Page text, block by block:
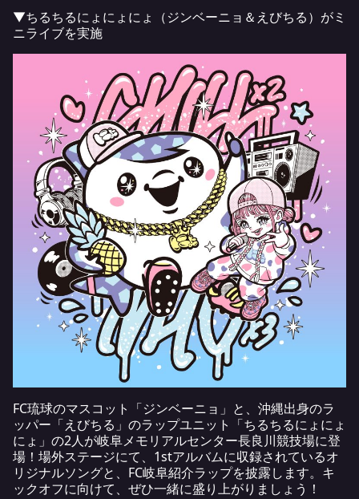
▼ちるちるにょにょにょ（ジンベーニョ＆えびちる）がミ
ニライブを実施
FC琉球のマスコット「ジンベーニョ」と、沖縄出身のラ
ッパー「えびちる」のラップユニット「ちるちるにょにょ
にょ」の2人が岐阜メモリアルセンター長良川競技場に登
場！場外ステージにて、1stアルバムに収録されているオ
リジナルソングと、FC岐阜紹介ラップを披露します。キ
ックオフに向けて、ぜひ一緒に盛り上がりましょう！